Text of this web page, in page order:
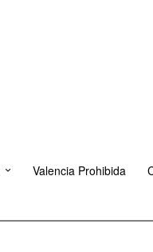
Valencia Prohibida